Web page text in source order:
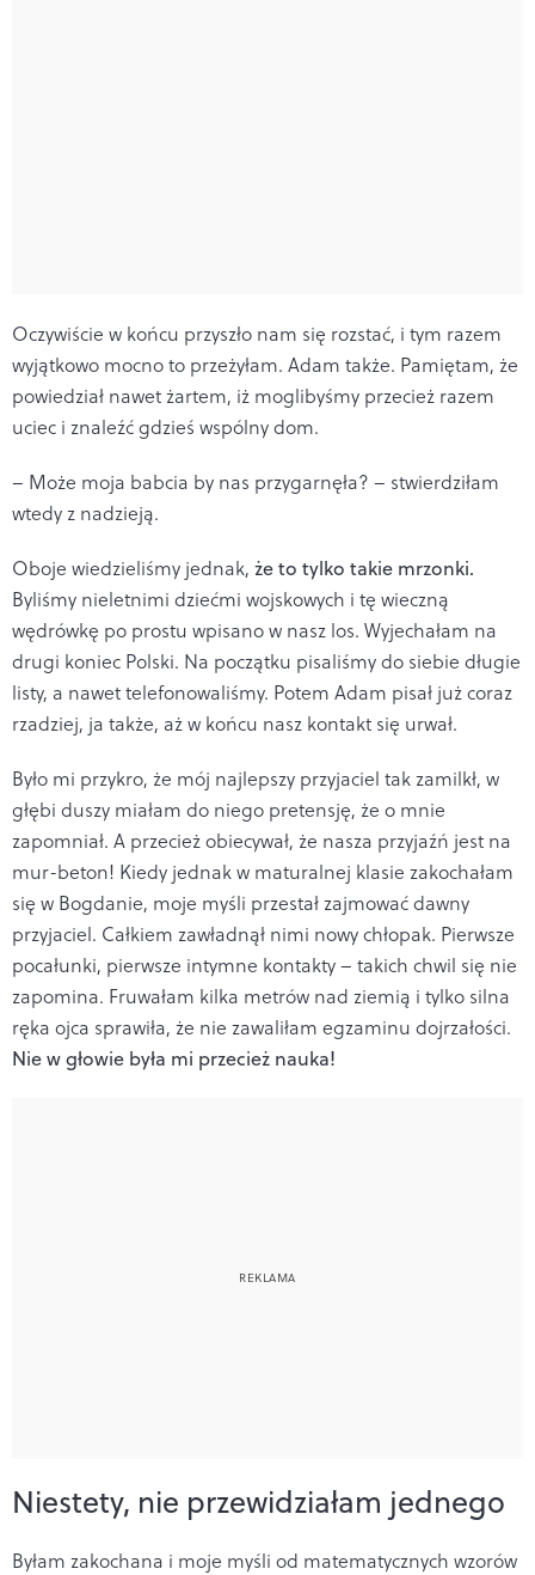
Oczywiście w końcu przyszło nam się rozstać, i tym razem
wyjątkowo mocno to przeżyłam. Adam także. Pamiętam, że
powiedział nawet żartem, iż moglibyśmy przecież razem
uciec i znaleźć gdzieś wspólny dom.
– Może moja babcia by nas przygarnęła? – stwierdziłam
wtedy z nadzieją.
Oboje wiedzieliśmy jednak, że to tylko takie mrzonki.
Byliśmy nieletnimi dziećmi wojskowych i tę wieczną
wędrówkę po prostu wpisano w nasz los. Wyjechałam na
drugi koniec Polski. Na początku pisaliśmy do siebie długie
listy, a nawet telefonowaliśmy. Potem Adam pisał już coraz
rzadziej, ja także, aż w końcu nasz kontakt się urwał.
Było mi przykro, że mój najlepszy przyjaciel tak zamilkł, w
głębi duszy miałam do niego pretensję, że o mnie
zapomniał. A przecież obiecywał, że nasza przyjaźń jest na
mur-beton! Kiedy jednak w maturalnej klasie zakochałam
się w Bogdanie, moje myśli przestał zajmować dawny
przyjaciel. Całkiem zawładnął nimi nowy chłopak. Pierwsze
pocałunki, pierwsze intymne kontakty – takich chwil się nie
zapomina. Fruwałam kilka metrów nad ziemią i tylko silna
ręka ojca sprawiła, że nie zawaliłam egzaminu dojrzałości.
Nie w głowie była mi przecież nauka!
Niestety, nie przewidziałam jednego
Byłam zakochana i moje myśli od matematycznych wzorów